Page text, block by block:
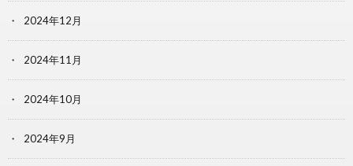
2024年12月
2024年11月
2024年10月
2024年9月